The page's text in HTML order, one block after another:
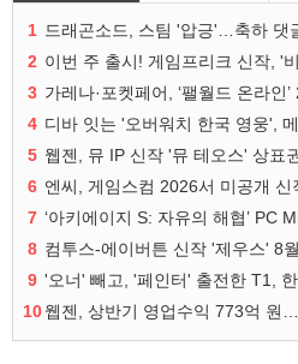
1 드래곤소드, 스팀 '압긍'…축하 댓
2 이번 주 출시! 게임프리크 신작, '
3 가레나·포켓페어, ‘팰월드 온라인
4 디바 잇는 '오버워치 한국 영웅',
5 웹젠, 뮤 IP 신작 '뮤 테오스' 상표
6 엔씨, 게임스컴 2026서 미공개 신
7 ‘아키에이지 S: 자유의 해협’ PC
8
9 '오너' 빼고, '페인터' 출전한 T1,
10웹젠, 상반기 영업수익 773억 원